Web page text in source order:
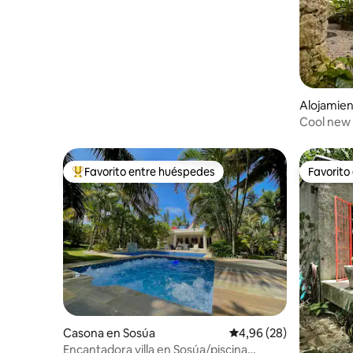
Cool new
Favorito entre los huéspedes más destacados
Favorito entre huéspedes
Casona en Sosúa Calificación promedio:
4,96 (28)
Encantadora villa en Sosúa/piscina